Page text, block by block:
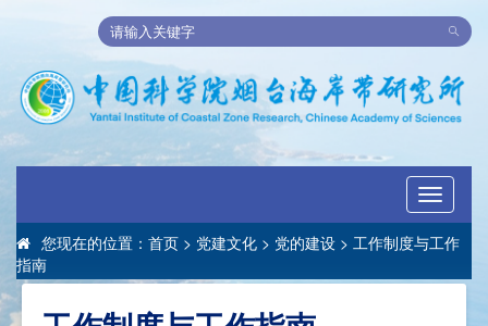
Toggle
您现在的位置： 首页 > 党建文化 > 党的建设 > 工作制度与工作
指南